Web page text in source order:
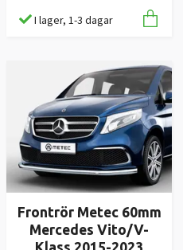
I lager, 1-3 dagar
Frontrör Metec 60mm
Mercedes Vito/V-
Klass 2015-2023